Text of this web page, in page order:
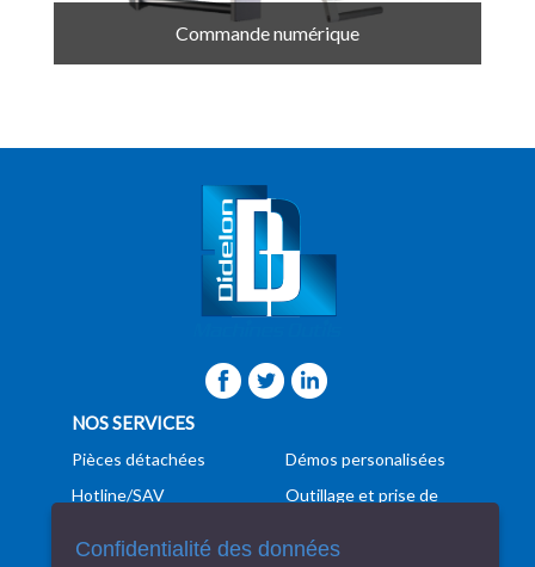
Commande numérique
NOS SERVICES
Pièces détachées
Hotline/SAV
Démos personalisées
Outillage et prise de
Programmation
Confidentialité des données